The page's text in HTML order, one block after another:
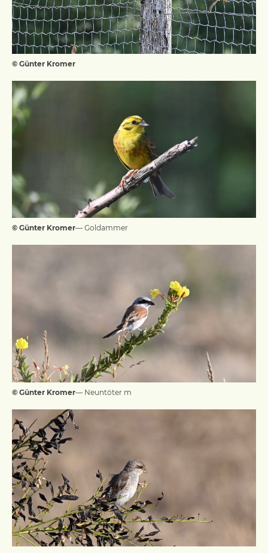
© Günter Kromer
© Günter Kromer— Goldammer
© Günter Kromer— Neuntöter m